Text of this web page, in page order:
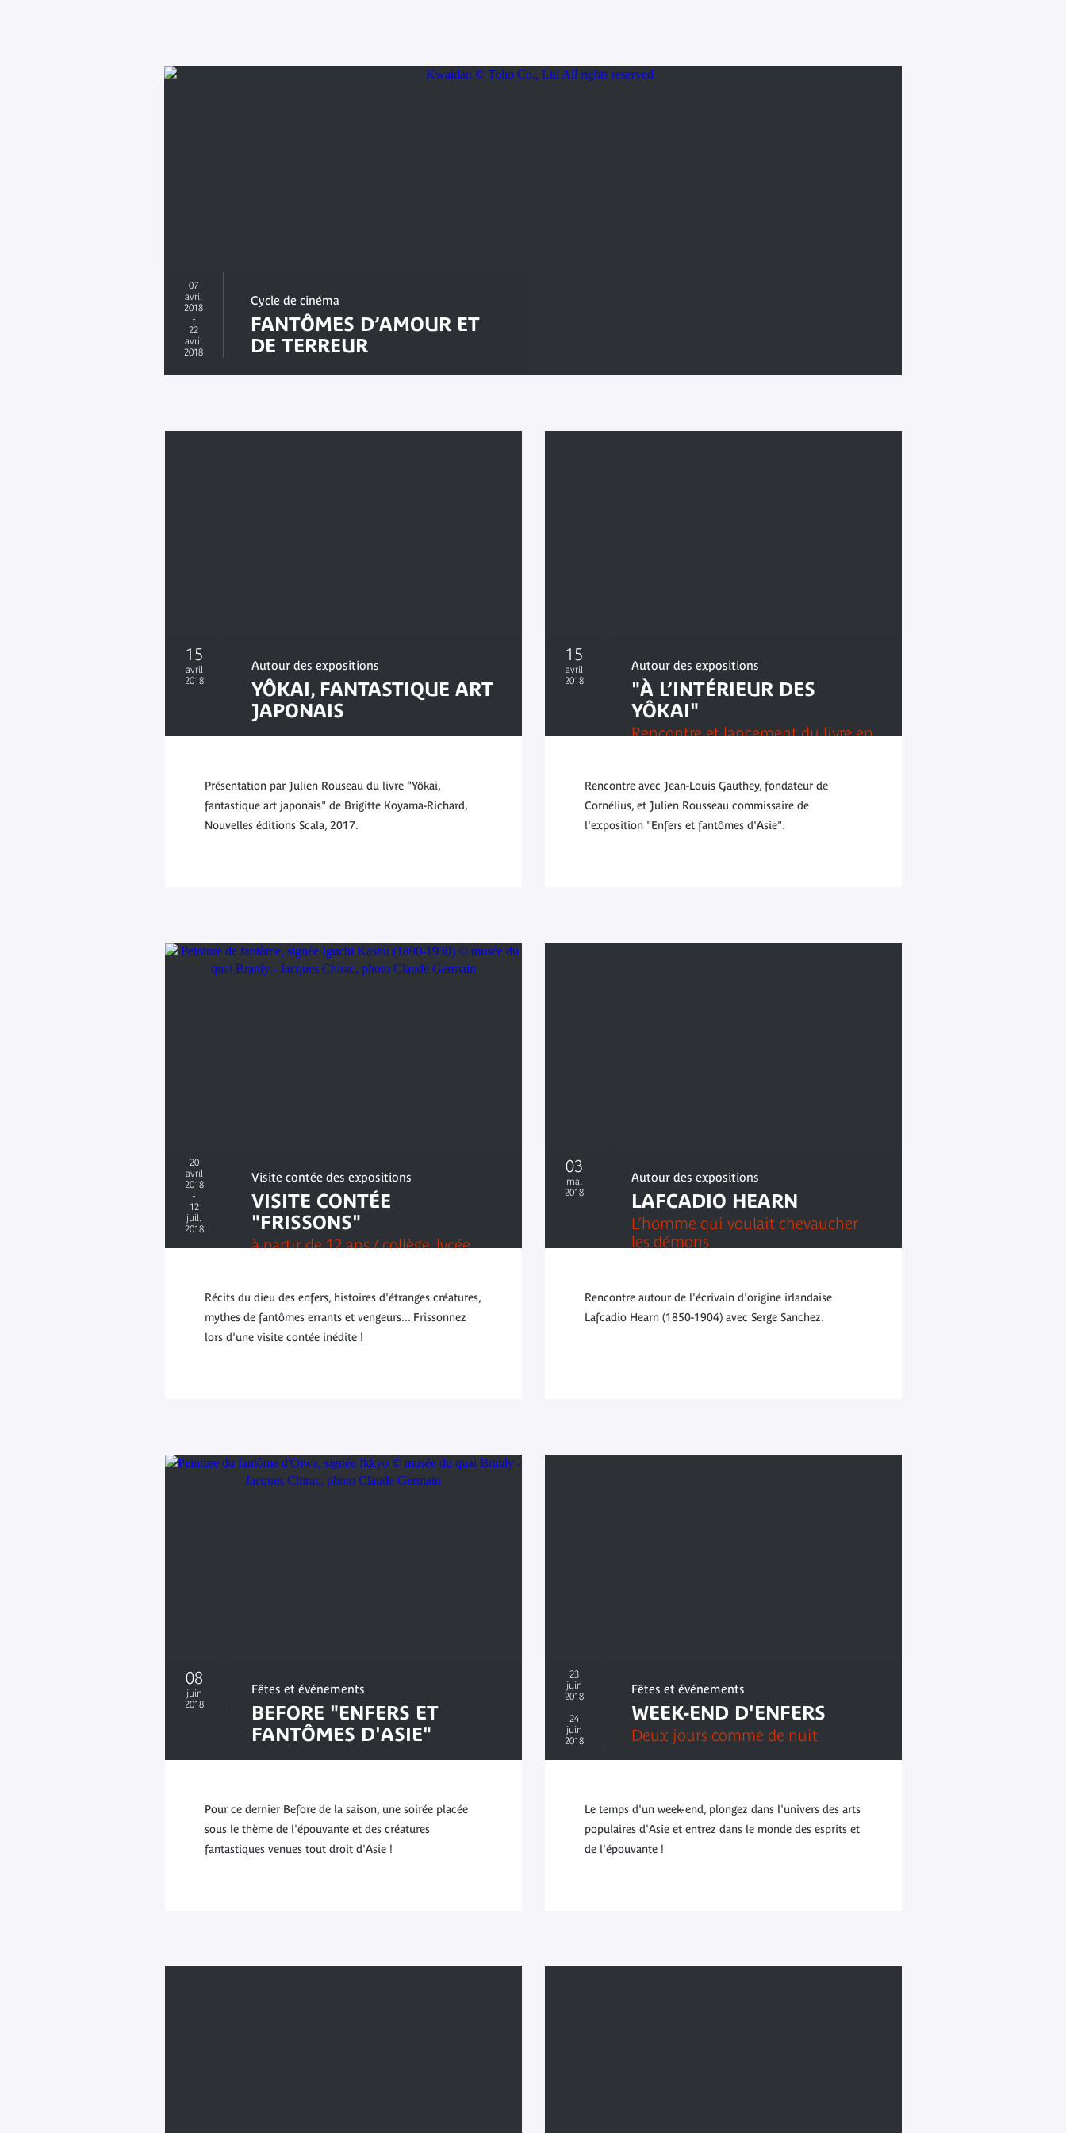
07
avril
2018
-
22
avril
2018
Cycle de cinéma
FANTÔMES D’AMOUR ET
DE TERREUR
15
avril
2018
Autour des expositions
YÔKAI, FANTASTIQUE ART
JAPONAIS
Présentation par Julien Rouseau du livre "Yôkai,
fantastique art japonais" de Brigitte Koyama-Richard,
Nouvelles éditions Scala, 2017.
15
avril
2018
Autour des expositions
"À L’INTÉRIEUR DES
YÔKAI"
Rencontre et lancement du livre en
Rencontre avec Jean-Louis Gauthey, fondateur de
Cornélius, et Julien Rousseau commissaire de
l'exposition "Enfers et fantômes d'Asie".
20
avril
2018
-
12
juil.
2018
Visite contée des expositions
VISITE CONTÉE
"FRISSONS"
à partir de 12 ans / collège, lycée,
Récits du dieu des enfers, histoires d'étranges créatures,
mythes de fantômes errants et vengeurs... Frissonnez
lors d'une visite contée inédite !
03
mai
2018
Autour des expositions
LAFCADIO HEARN
L’homme qui voulait chevaucher
les démons
Rencontre autour de l'écrivain d'origine irlandaise
Lafcadio Hearn (1850-1904) avec Serge Sanchez.
08
juin
2018
Fêtes et événements
BEFORE "ENFERS ET
FANTÔMES D'ASIE"
Pour ce dernier Before de la saison, une soirée placée
sous le thème de l'épouvante et des créatures
fantastiques venues tout droit d'Asie !
23
juin
2018
-
24
juin
2018
Fêtes et événements
WEEK-END D'ENFERS
Deux jours comme de nuit
Le temps d'un week-end, plongez dans l'univers des arts
populaires d'Asie et entrez dans le monde des esprits et
de l'épouvante !